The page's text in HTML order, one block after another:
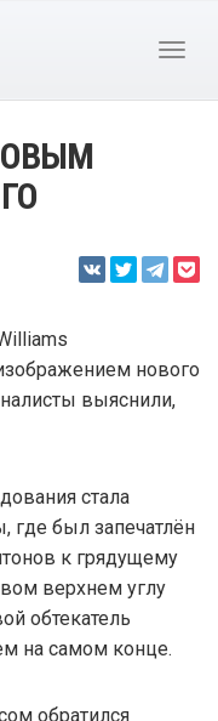
нового
выяснили,
стала
где был запечатлён
к грядущему
верхнем углу
обтекатель
на самом конце.
обратился